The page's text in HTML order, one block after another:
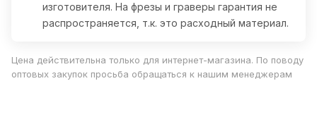
изготовителя. На фрезы и граверы гарантия не
распространяется, т.к. это расходный материал.
Цена действительна только для интернет-магазина. По поводу
оптовых закупок просьба обращаться к нашим менеджерам